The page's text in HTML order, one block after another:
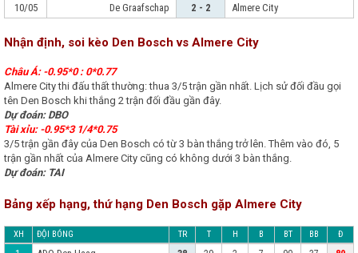
10/05
De Graafschap 2 - 2 Almere City
Nhận định, soi kèo Den Bosch vs Almere City
Châu Á: -0.95*0 : 0*0.77
Almere City thi đấu thất thường: thua 3/5 trận gần nhất. Lịch sử đối đầu gọi
tên Den Bosch khi thắng 2 trận đối đầu gần đây.
Dự đoán: DBO
Tài xỉu: -0.95*3 1/4*0.75
3/5 trận gần đây của Den Bosch có từ 3 bàn thắng trở lên. Thêm vào đó, 5
trận gần nhất của Almere City cũng có không dưới 3 bàn thắng.
Dự đoán: TAI
Bảng xếp hạng, thứ hạng Den Bosch gặp Almere City
XH ĐỘI BÓNG TR T H B BT BB Đ